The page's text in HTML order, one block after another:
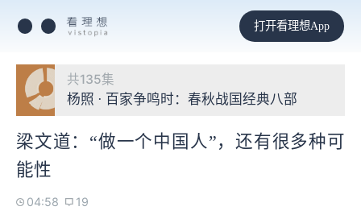
打开看理想App
共135集
杨照 · 百家争鸣时：春秋战国经典八部
梁文道：“做一个中国人”，还有很多种可
能性
04:58 19